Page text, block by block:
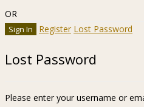
OR
Register Lost Password
Lost Password
Please enter your username or